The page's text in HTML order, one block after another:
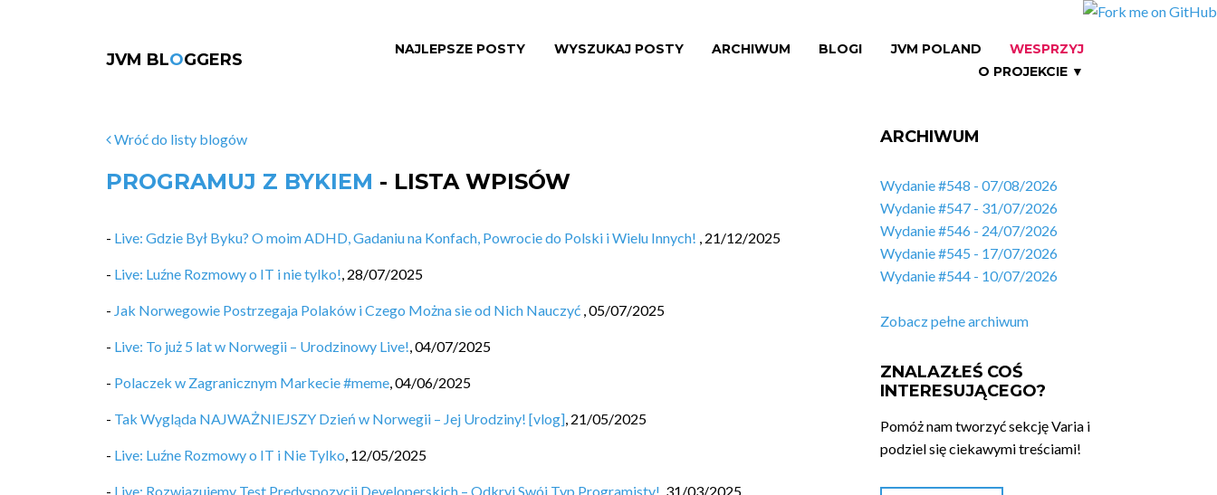
JVM BLOGGERS
NAJLEPSZE POSTY WYSZUKAJ POSTY ARCHIWUM BLOGI JVM POLAND
WESPRZYJ
O PROJEKCIE ▼
Wróć do listy blogów
PROGRAMUJ Z BYKIEM - LISTA WPISÓW
- Live: Gdzie Był Byku? O moim ADHD, Gadaniu na Konfach, Powrocie do Polski i Wielu Innych! , 21/12/2025
- Live: Luźne Rozmowy o IT i nie tylko!, 28/07/2025
- Jak Norwegowie Postrzegaja Polaków i Czego Można sie od Nich Nauczyć ,05/07/2025
- Live: To już 5 lat w Norwegii – Urodzinowy Live!,04/07/2025
- Polaczek w Zagranicznym Markecie #meme,04/06/2025
- Tak Wygląda NAJWAŻNIEJSZY Dzień w Norwegii – Jej Urodziny! [vlog], 21/05/2025
- Live: Luźne Rozmowy o IT i Nie Tylko, 12/05/2025
- Live: Rozwiazujemy Test Predyspozycji Developerskich – Odkryj Swój Typ Programisty!, 31/03/2025
ARCHIWUM
Wydanie #548 - 07/08/2026
Wydanie #547 - 31/07/2026
Wydanie #546 - 24/07/2026
Wydanie #545 - 17/07/2026
Wydanie #544 - 10/07/2026
Zobacz pełne archiwum
ZNALAZŁEŚ COŚ
INTERESUJĄCEGO?
Pomóż nam tworzyć sekcję Varia i
podziel się ciekawymi treściami!